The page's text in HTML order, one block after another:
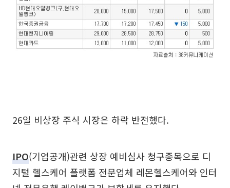
26일 비상장 주식 시장은 하락 반전했다.
IPO(기업공개)관련 상장 예비심사 청구종목으로 디
지털 헬스케어 플랫폼 전문업체 레몬헬스케어와 인터